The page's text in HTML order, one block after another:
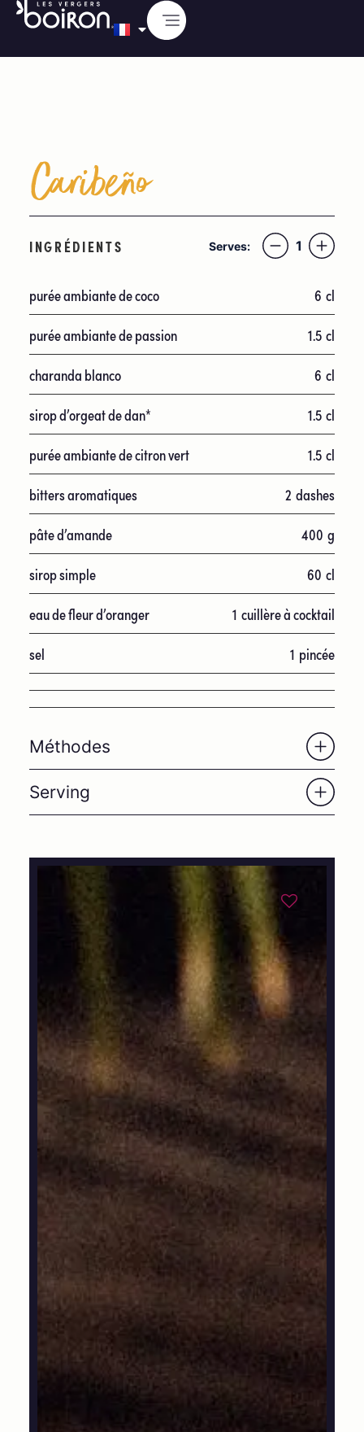
Caribeño
INGRÉDIENTS Serves: 1
purée ambiante de coco 6 cl
purée ambiante de passion
1.5cl
charanda blanco
6 cl
sirop d’orgeat de dan*
1.5cl
purée ambiante de citron vert
1.5cl
bitters aromatiques
2 dashes
pâte d’amande
400 g
sirop simple
60 cl
eau de fleur d’oranger
1 cuillère à cocktail
sel
1 pincée
Méthodes
Serving